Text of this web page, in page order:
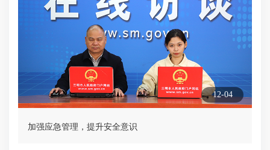
12-04
加强应急管理，提升安全意识